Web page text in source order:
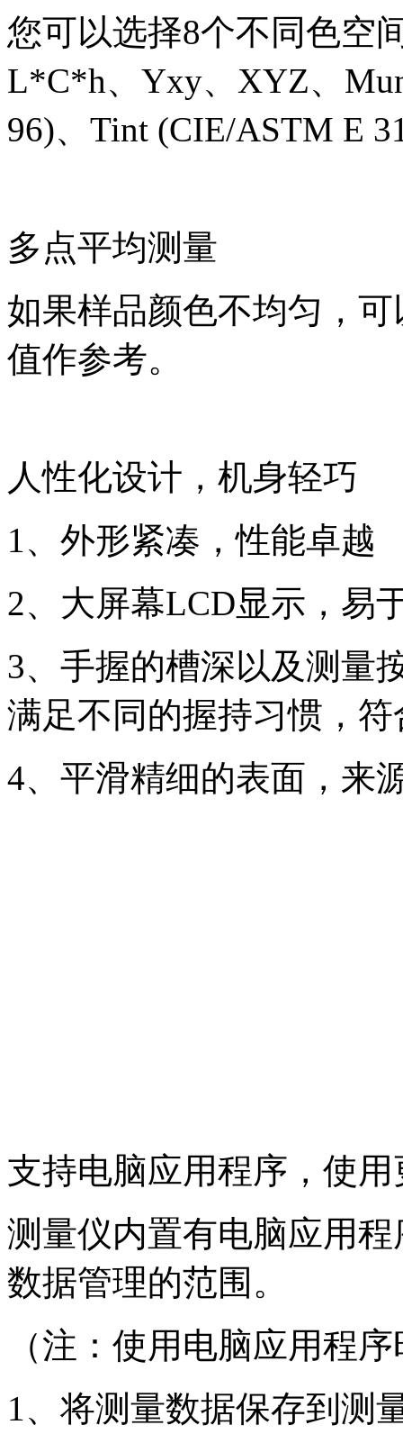
您可以选择8个不同色空
L*C*h、 Yxy、 XYZ、
96)、 Tint (CIE/ASTM E
多点平均测量
如果样品颜色不均匀，
值作参考。
人性化设计，机身轻巧
1、外形紧凑，性能卓越
2、大屏幕LCD显示，易
3、手握的槽深以及测量
满足不同的握持习惯，
4、平滑精细的表面，来
支持电脑应用程序，使用
测量仪内置有电脑应用
数据管理的范围。
（注：使用电脑应用程
1、将测量数据保存到测